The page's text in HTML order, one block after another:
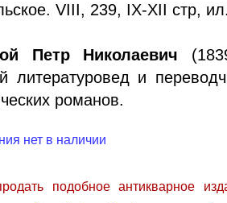
VIII, 239, IX-XII стр,
Петр Николаевич
литературовед и
романов.
нет в наличии
подобное антикварное